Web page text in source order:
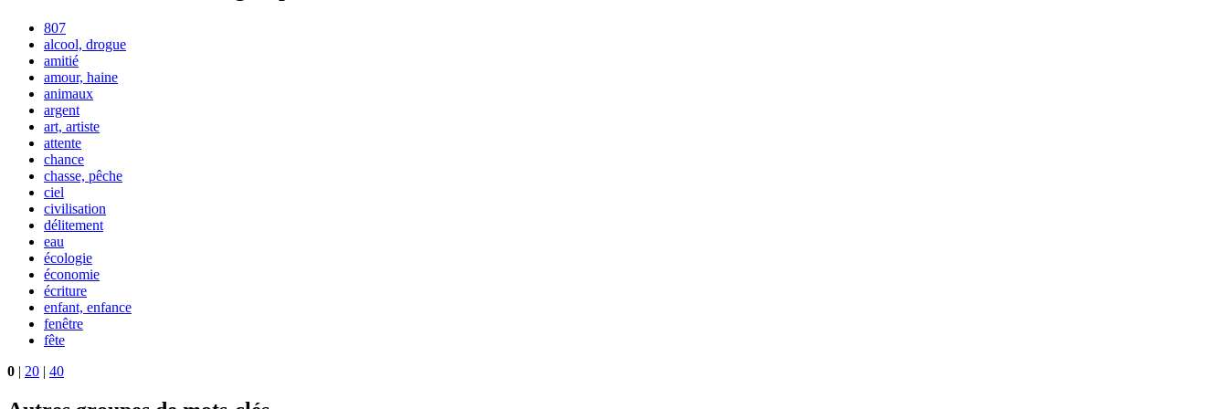
807
alcool, drogue
amitié
amour, haine
animaux
argent
art, artiste
attente
chance
chasse, pêche
ciel
civilisation
délitement
eau
écologie
économie
écriture
enfant, enfance
fenêtre
fête
0 | 20 | 40